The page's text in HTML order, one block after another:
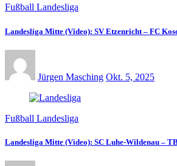
Fußball Landesliga
Landesliga Mitte (Video): SV Etzenricht – FC
Jürgen Masching Okt. 5, 2025
Fußball Landesliga
Landesliga Mitte (Video): SC Luhe-Wildenau –